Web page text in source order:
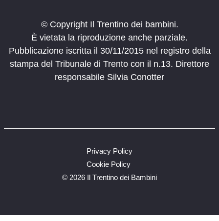
© Copyright Il Trentino dei bambini.
È vietata la riproduzione anche parziale.
Pubblicazione iscritta il 30/11/2015 nel registro della
stampa del Tribunale di Trento con il n.13. Direttore
responsabile Silvia Conotter
© 2026 Il Trentino dei Bambini
Privacy Policy
Cookie Policy